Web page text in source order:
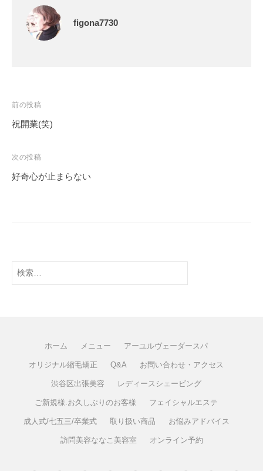
figona7730
前の投稿
祝開業(笑)
次の投稿
好奇心が止まらない
ホーム メニュー アーユルヴェーダースパ
オリジナル縮毛矯正 Q&A お問い合わせ・アクセス
渋谷区出張美容 レディースシェービング
ご新規様.お久しぶりのお客様 フェイシャルエステ
成人式/七五三/卒業式 取り扱い商品 お悩みアドバイス
訪問美容ななこ美容室 オンライン予約